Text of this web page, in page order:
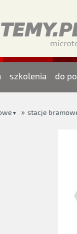
szkolenia do
▼ » stacje